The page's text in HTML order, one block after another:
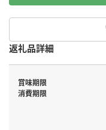
返礼品詳細
賞味期限
消費期限